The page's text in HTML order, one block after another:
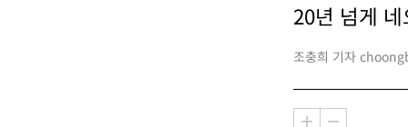
20년 넘게
조충희 기자